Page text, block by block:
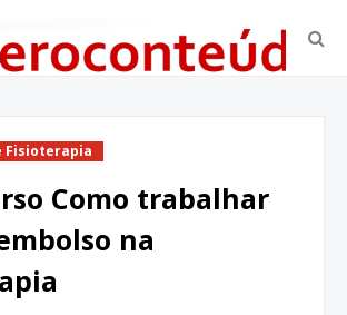
Fisioterapia
Como trabalhar
na